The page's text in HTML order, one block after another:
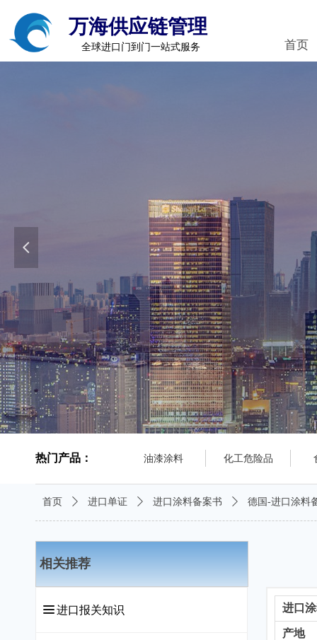
넳
首页
万海供应链管理
全球进口门到门一站式服务
油漆涂料 化工危险品
热门产品：
相关推荐
끀进口报关知识 进口
产地
首页 ꄲ 进口单证 ꄲ 进口涂料备案书 ꄲ 德国-进口涂料